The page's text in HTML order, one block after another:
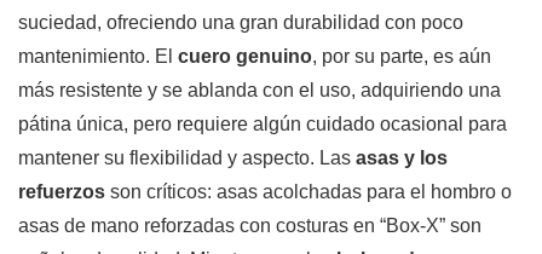
suciedad, ofreciendo una gran durabilidad con poco
mantenimiento. El cuero genuino, por su parte, es aún
más resistente y se ablanda con el uso, adquiriendo una
pátina única, pero requiere algún cuidado ocasional para
mantener su flexibilidad y aspecto. Las asas y los
refuerzos son críticos: asas acolchadas para el hombro o
asas de mano reforzadas con costuras en “Box-X” son